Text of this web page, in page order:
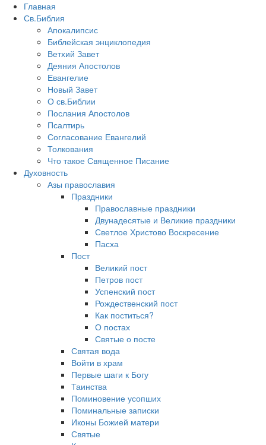
Главная
Св.Библия
Апокалипсис
Библейская энциклопедия
Ветхий Завет
Деяния Апостолов
Евангелие
Новый Завет
О св.Библии
Послания Апостолов
Псалтирь
Согласование Евангелий
Толкования
Что такое Священное Писание
Духовность
Азы православия
Праздники
Православные праздники
Двунадесятые и Великие праздники
Светлое Христово Воскресение
Пасха
Пост
Великий пост
Петров пост
Успенский пост
Рождественский пост
Как поститься?
О постах
Святые о посте
Святая вода
Войти в храм
Первые шаги к Богу
Таинства
Поминовение усопших
Поминальные записки
Иконы Божией матери
Святые